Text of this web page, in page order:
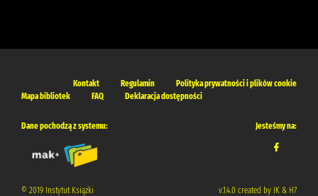
Kontakt Regulamin
Polityka prywatności i plików cookie
Mapa bibliotek
FAQ Deklaracja dostępności
Dane pochodzą z systemu: Jesteśmy na:
© 2019 Instytut Książki v.1.4.0 created by IK & H7